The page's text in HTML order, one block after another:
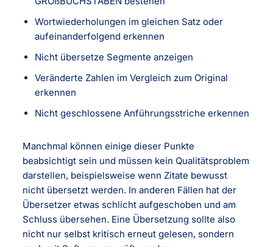
Wortwiederholungen im gleichen Satz oder
aufeinanderfolgend erkennen
Nicht übersetze Segmente anzeigen
Veränderte Zahlen im Vergleich zum Original
erkennen
Nicht geschlossene Anführungsstriche erkennen
Manchmal können einige dieser Punkte
beabsichtigt sein und müssen kein Qualitätsproblem
darstellen, beispielsweise wenn Zitate bewusst
nicht übersetzt werden. In anderen Fällen hat der
Übersetzer etwas schlicht aufgeschoben und am
Schluss übersehen. Eine Übersetzung sollte also
nicht nur selbst kritisch erneut gelesen, sondern